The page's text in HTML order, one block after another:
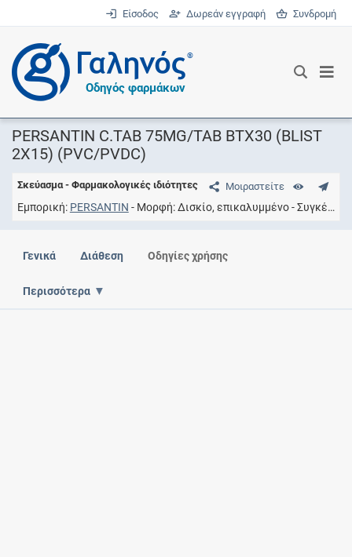
Είσοδος Δωρεάν εγγραφή Συνδρομή
®
Οδηγός φαρμάκων
PERSANTIN C.TAB 75MG/TAB BTX30 (BLIST
2X15) (PVC/PVDC)
Μοιραστείτε
Σκεύασμα - Φαρμακολογικές ιδιότητες
Εμπορική PERSANTIN Μορφή Δισκίο, επικαλυμμένο Συγκέντρωση
Γενικά Διάθεση Οδηγίες χρήσης
Περισσότερα